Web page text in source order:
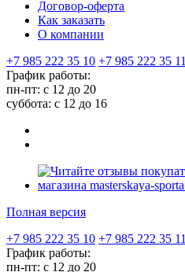
Договор-оферта
Как заказать
О компании
+7 985 222 35 10 +7 985 222 35 11
График работы:
пн-пт: с 12 до 20
суббота: c 12 до 16
Полная версия
+7 985 222 35 10 +7 985 222 35 11
График работы:
пн-пт: с 12 до 20